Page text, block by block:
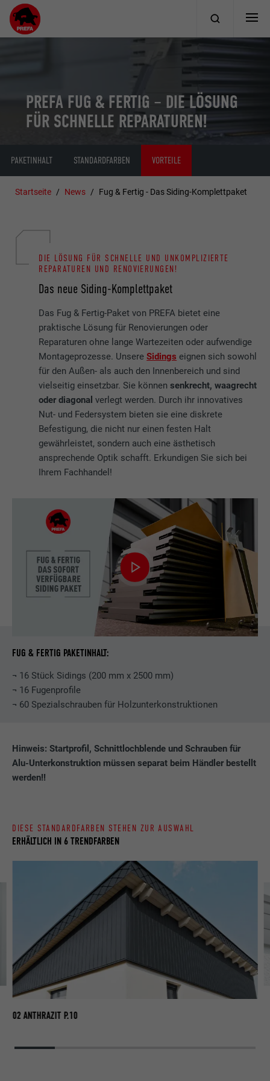
PREFA FUG & FERTIG – DIE LÖSUNG
FÜR SCHNELLE REPARATUREN!
PAKETINHALT STANDARDFARBEN VORTEILE
Startseite News Fug & Fertig - Das Siding-Komplettpaket
Das neue Siding-Komplettpaket
DIE LÖSUNG FÜR SCHNELLE UND UNKOMPLIZIERTE
REPARATUREN UND RENOVIERUNGEN!
Das Fug & Fertig-Paket von PREFA bietet eine
praktische Lösung für Renovierungen oder
Reparaturen ohne lange Wartezeiten oder aufwendige
Montageprozesse. UnsereSidings eignen sich sowohl
für den Außen- als auch den Innenbereich und sind
vielseitig einsetzbar. Sie könnensenkrecht, waagrecht
oder diagonal verlegt werden. Durch ihr innovatives
Nut- und Federsystem bieten sie eine diskrete
Befestigung, die nicht nur einen festen Halt
gewährleistet, sondern auch eine ästhetisch
ansprechende Optik schafft. Erkundigen Sie sich bei
Ihrem Fachhandel!
FUG & FERTIG PAKETINHALT:
¬ 16 Stück Sidings (200 mm x 2500 mm)
¬ 16 Fugenprofile
¬ 60 Spezialschrauben für Holzunterkonstruktionen
Hinweis: Startprofil, Schnittlochblende und Schrauben für
Alu-Unterkonstruktion müssen separat beim Händler bestellt
werden!!
ERHÄLTLICH IN 6 TRENDFARBEN
DIESE STANDARDFARBEN STEHEN ZUR AUSWAHL
02 ANTHRAZIT P.10